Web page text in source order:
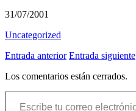
31/07/2001
Uncategorized
Entrada anterior Entrada siguiente
Los comentarios están cerrados.
Escribe tu correo electrónico…